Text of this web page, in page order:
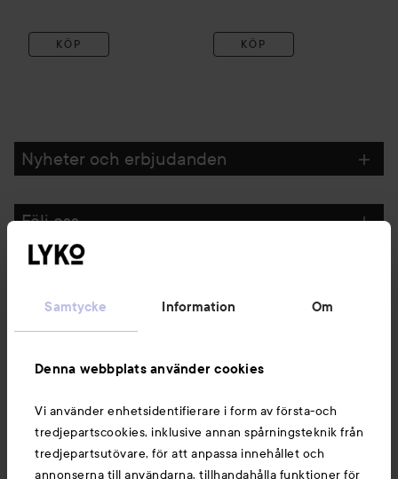
Samtycke Information Om
Denna webbplats använder cookies
Vi använder enhetsidentifierare i form av första-och
tredjepartscookies, inklusive annan spårningsteknik från
tredjepartsutövare, för att anpassa innehållet och
annonserna till användarna, tillhandahålla funktioner för
KÖP KÖP
Nyheter och erbjudanden
Följ oss
Du kanske också gillar